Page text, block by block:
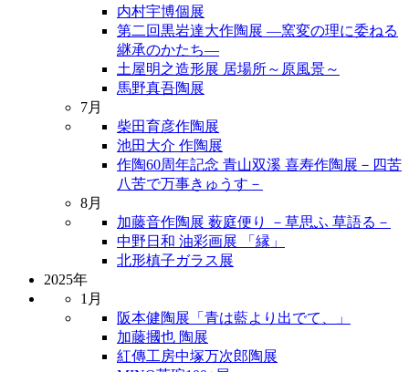
内村宇博個展
第二回黒岩達大作陶展 ―窯変の理に委ねる
継承のかたち―
土屋明之造形展 居場所～原風景～
馬野真吾陶展
7月
柴田育彦作陶展
池田大介 作陶展
作陶60周年記念 青山双溪 喜寿作陶展－四苦
八苦で万事きゅうす－
8月
加藤音作陶展 薮庭便り －草思ふ 草語る－
中野日和 油彩画展 「縁」
北形槙子ガラス展
2025年
1月
阪本健陶展「青は藍より出でて、」
加藤摑也 陶展
紅傳工房中塚万次郎陶展